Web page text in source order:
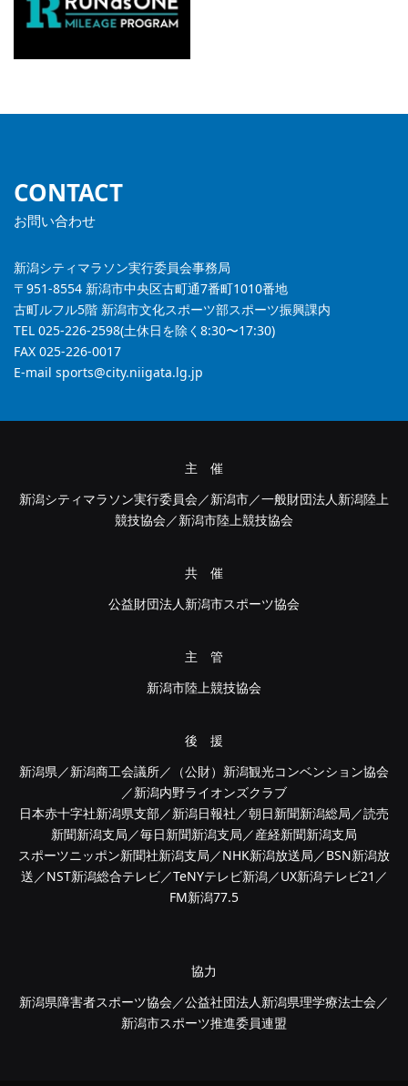
CONTACT
お問い合わせ
新潟シティマラソン実行委員会事務局
〒951-8554 新潟市中央区古町通7番町1010番地
古町ルフル5階 新潟市文化スポーツ部スポーツ振興課内
TEL 025-226-2598(土休日を除く8:30〜17:30)
FAX 025-226-0017
E-mail sports@city.niigata.lg.jp
主 催
新潟シティマラソン実行委員会／新潟市／一般財団法人新潟陸上
競技協会／新潟市陸上競技協会
共 催
公益財団法人新潟市スポーツ協会
主 管
新潟市陸上競技協会
後 援
新潟県／新潟商工会議所／（公財）新潟観光コンベンション協会
／新潟内野ライオンズクラブ
日本赤十字社新潟県支部／新潟日報社／朝日新聞新潟総局／読売
新聞新潟支局／毎日新聞新潟支局／産経新聞新潟支局
スポーツニッポン新聞社新潟支局／NHK新潟放送局／BSN新潟放
送／NST新潟総合テレビ／TeNYテレビ新潟／UX新潟テレビ21／
FM新潟77.5
協力
新潟県障害者スポーツ協会／公益社団法人新潟県理学療法士会／
新潟市スポーツ推進委員連盟